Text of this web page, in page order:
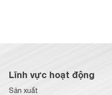
Lĩnh vực hoạt động
Sản xuất